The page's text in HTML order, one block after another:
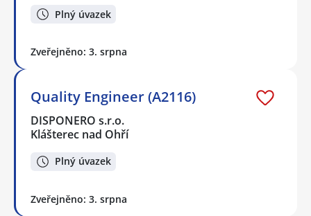
Plný úvazek
Zveřejněno: 3. srpna
Quality Engineer (A2116)
DISPONERO s.r.o.
Klášterec nad Ohří
Plný úvazek
Zveřejněno: 3. srpna